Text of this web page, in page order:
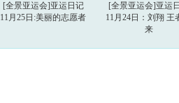
[全景亚运会]亚运日记
11月25日:美丽的志愿者
[全景亚运会]亚运
11月24日：刘翔 王
来